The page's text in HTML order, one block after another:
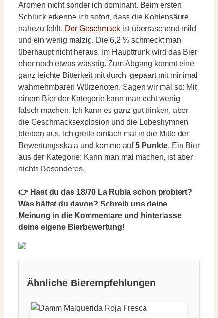
Aromen nicht sonderlich dominant. Beim ersten
Schluck erkenne ich sofort, dass die Kohlensäure
nahezu fehlt. Der Geschmack ist überraschend mild
und ein wenig malzig. Die 6,2 % schmeckt man
überhaupt nicht heraus. Im Haupttrunk wird das Bier
eher noch etwas wässrig. Zum Abgang kommt eine
ganz leichte Bitterkeit mit durch, gepaart mit minimal
wahrnehmbaren Würzenoten. Sagen wir mal so: Mit
einem Bier der Kategorie kann man echt wenig
falsch machen. Ich kann es ganz gut trinken, aber
die Geschmacksexplosion und die Lobeshymnen
bleiben aus. Ich greife einfach mal in die Mitte der
Bewertungsskala und komme auf5 Punkte. Ein Bier
aus der Kategorie: Kann man mal machen, ist aber
nichts Besonderes.
👉 Hast du das 18/70 La Rubia schon probiert?
Was hältst du davon? Schreib uns deine
Meinung in die Kommentare und hinterlasse
deine eigene Bierbewertung!
Ähnliche Bierempfehlungen